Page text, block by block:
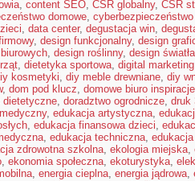
, content SEO, CSR globalny, CSR
domowe,
, data center, degustacja win,
, design funkcjonalny, design
, design roślinny, design światła
, dietetyka sportowa, digital marketing
kosmetyki, diy meble drewniane, diy
, dom pod klucz, domowe biuro inspiracje
dietetyczne, doradztwo ogrodnicze, druk
, edukacja artystyczna,
, edukacja finansowa dzieci,
, edukacja techniczna,
zdrowotna szkolna, ekologia miejska,
, ekonomia społeczna, ekoturystyka,
, energia cieplna, energia jądrowa,